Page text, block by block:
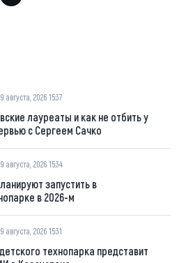
9 августа, 2026 15:37
лауреаты и как не отбить у
с Сергеем Сачко
9 августа, 2026 15:34
запустить в
в 2026-м
9 августа, 2026 15:31
технопарка представит